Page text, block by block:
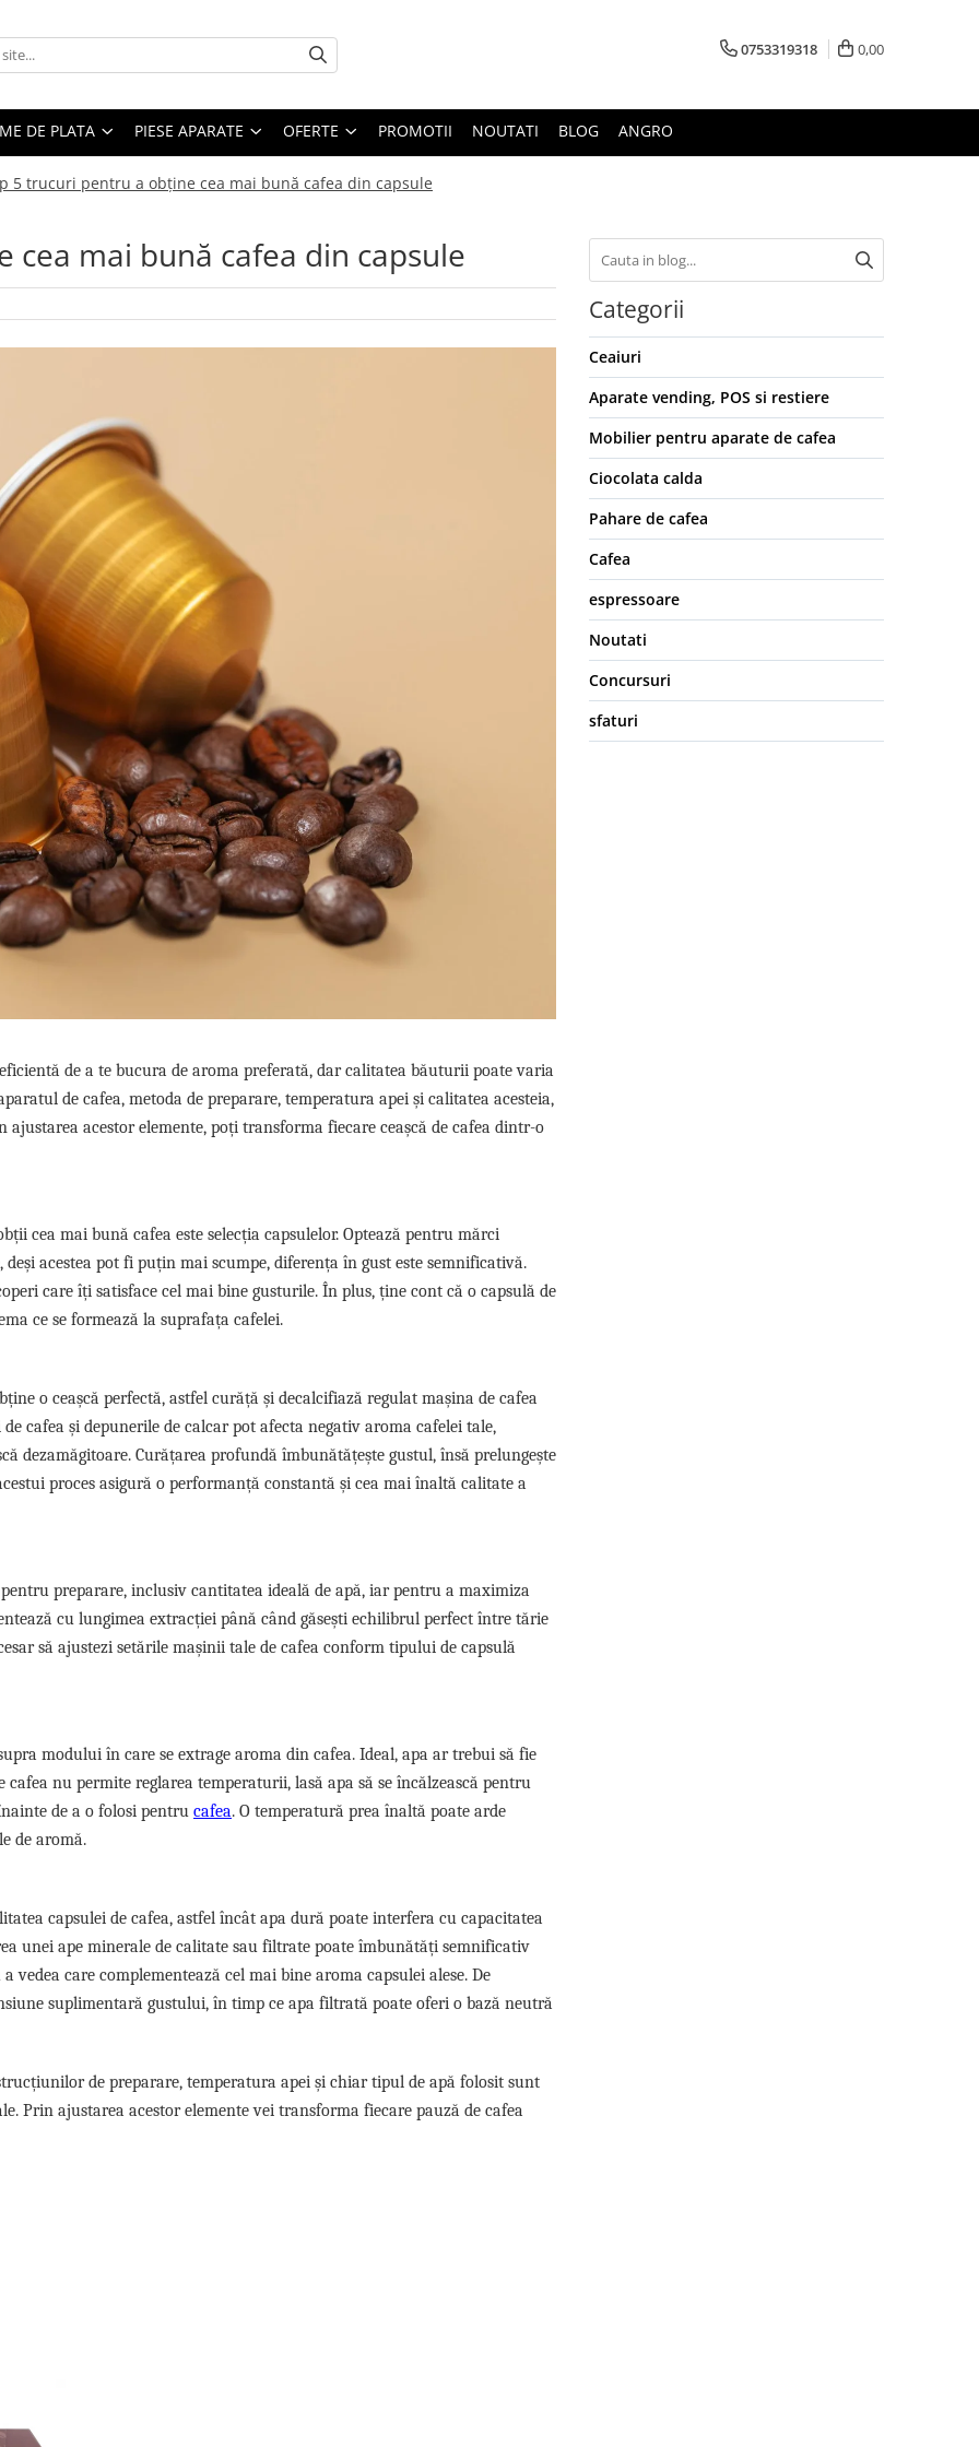
0753319318 0,00
DE PLATA PIESE APARATE OFERTE PROMOTII NOUTATI BLOG ANGRO
5 trucuri pentru a obține cea mai bună cafea din capsule
mai bună cafea din capsule
de a te bucura de aroma preferată, dar calitatea băuturii poate varia
de cafea, metoda de preparare, temperatura apei și calitatea acesteia,
acestor elemente, poți transforma fiecare ceașcă de cafea dintr-o
cea mai bună cafea este selecția capsulelor. Optează pentru mărci
acestea pot fi puțin mai scumpe, diferența în gust este semnificativă.
care îți satisface cel mai bine gusturile. În plus, ține cont că o capsulă de
ce se formează la suprafața cafelei.
o ceașcă perfectă, astfel curăță și decalcifiază regulat mașina de cafea
cafea și depunerile de calcar pot afecta negativ aroma cafelei tale,
dezamăgitoare. Curățarea profundă îmbunătățește gustul, însă prelungește
proces asigură o performanță constantă și cea mai înaltă calitate a
preparare, inclusiv cantitatea ideală de apă, iar pentru a maximiza
cu lungimea extracției până când găsești echilibrul perfect între tărie
să ajustezi setările mașinii tale de cafea conform tipului de capsulă
modului în care se extrage aroma din cafea. Ideal, apa ar trebui să fie
nu permite reglarea temperaturii, lasă apa să se încălzească pentru
de a o folosi pentru cafea. O temperatură prea înaltă poate arde
de aromă.
capsulei de cafea, astfel încât apa dură poate interfera cu capacitatea
unei ape minerale de calitate sau filtrate poate îmbunătăți semnificativ
vedea care complementează cel mai bine aroma capsulei alese. De
suplimentară gustului, în timp ce apa filtrată poate oferi o bază neutră
de preparare, temperatura apei și chiar tipul de apă folosit sunt
Prin ajustarea acestor elemente vei transforma fiecare pauză de cafea
Categorii
Ceaiuri
Aparate vending, POS si restiere
Mobilier pentru aparate de cafea
Ciocolata calda
Pahare de cafea
Cafea
espressoare
Noutati
Concursuri
sfaturi